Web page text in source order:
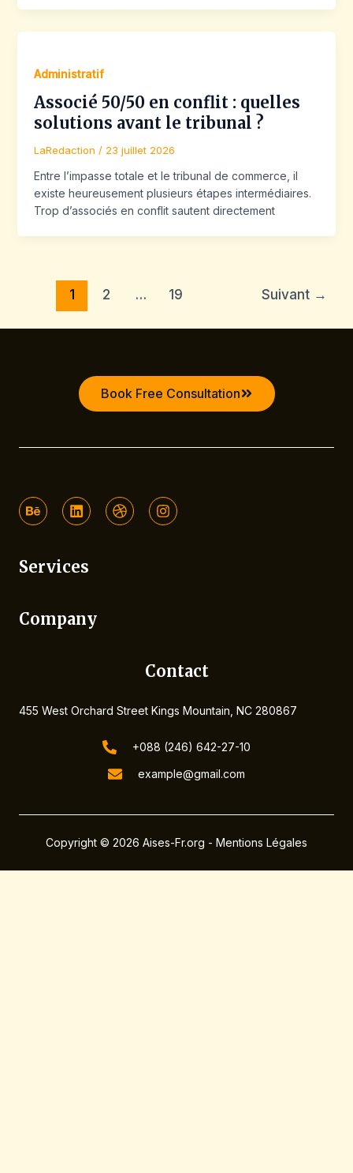
Administratif
Associé 50/50 en conflit : quelles
solutions avant le tribunal ?
LaRedaction / 23 juillet 2026
Entre l’impasse totale et le tribunal de commerce, il
existe heureusement plusieurs étapes intermédiaires.
Trop d’associés en conflit sautent directement
1 2 … 19 Suivant →
Book Free Consultation
B
e
h
n
c
L
i
n
e
d
D
r
i
I
n
s
Services
Company
Contact
455 West Orchard Street Kings Mountain, NC 280867
+088 (246) 642-27-10
example@gmail.com
Copyright © 2026 Aises-Fr.org - Mentions Légales